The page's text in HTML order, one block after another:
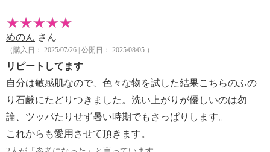
めのん さん
（購入日： 2025/07/26 | 公開日： 2025/08/05 ）
リピートしてます
自分は敏感肌なので、色々な物を試した結果こちらのふの
り石鹸にたどりつきました。洗い上がりが優しいのは勿
論、ツッパたりせず暑い時期でもさっぱりします。
これからも愛用させて頂きます。